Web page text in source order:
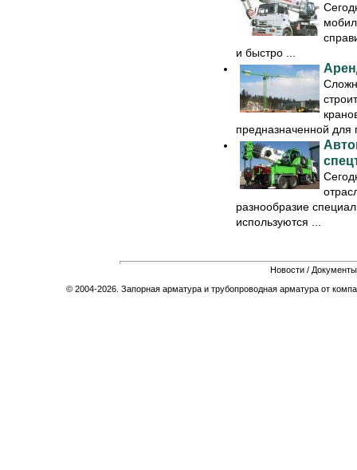
и быстро ...
предназначенной
разнообразие
используются ...
Новости / Документы
© 2004-2026. Запорная арматура и трубопроводная арматура от